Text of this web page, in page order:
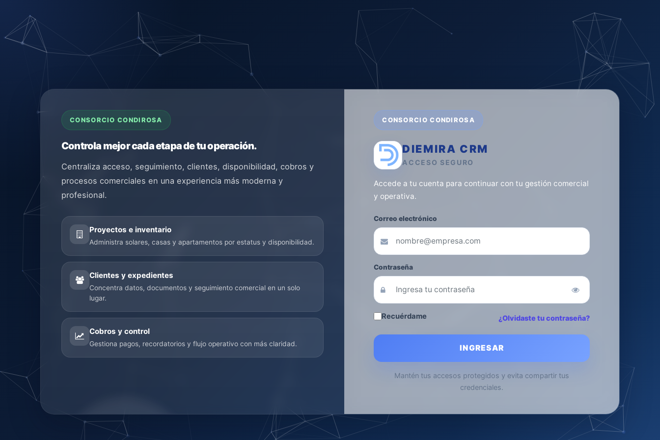
CONSORCIO CONDIROSA
Controla mejor cada etapa de tu operación.
Centraliza acceso, seguimiento, clientes, disponibilidad, cobros y
procesos comerciales en una experiencia más moderna y
profesional.
Proyectos e inventario
Administra solares, casas y apartamentos por estatus y disponibilidad.
Clientes y expedientes
Concentra datos, documentos y seguimiento comercial en un solo
lugar.
Cobros y control
Gestiona pagos, recordatorios y flujo operativo con más claridad.
CONSORCIO CONDIROSA
DIEMIRA CRM
ACCESO SEGURO
Accede a tu cuenta para continuar con tu gestión comercial
y operativa.
Correo electrónico
Contraseña
Recuérdame ¿Olvidaste tu contraseña?
INGRESAR
Mantén tus accesos protegidos y evita compartir tus
credenciales.